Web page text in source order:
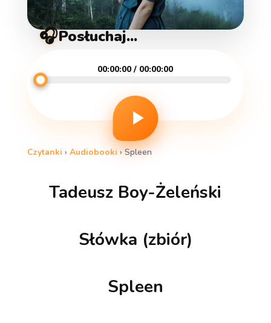
🎧Posłuchaj...
00:00:00 / 00:00:00
Czytanki › Audiobooki›Spleen
Tadeusz Boy-Żeleński
Słówka (zbiór)
Spleen